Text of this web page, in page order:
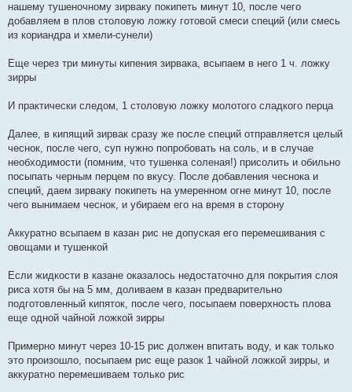
нашему тушеночному зирваку покипеть минут 10, после чего
добавляем в плов столовую ложку готовой смеси специй (или смесь
из кориандра и хмели-сунели)
Еще через три минуты кипения зирвака, всыпаем в него 1 ч. ложку
зирры
И практически следом, 1 столовую ложку молотого сладкого перца
Далее, в кипящий зирвак сразу же после специй отправляется целый
чеснок, после чего, суп нужно попробовать на соль, и в случае
необходимости (помним, что тушенка соленая!) присолить и обильно
посыпать черным перцем по вкусу. После добавления чеснока и
специй, даем зирваку покипеть на умеренном огне минут 10, после
чего вынимаем чеснок, и убираем его на время в сторону
Аккуратно всыпаем в казан рис не допуская его перемешивания с
овощами и тушенкой
Если жидкости в казане оказалось недостаточно для покрытия слоя
риса хотя бы на 5 мм, доливаем в казан предварительно
подготовленный кипяток, после чего, посыпаем поверхность плова
еще одной чайной ложкой зирры
Примерно минут через 10-15 рис должен впитать воду, и как только
это произошло, посыпаем рис еще разок 1 чайной ложкой зирры, и
аккуратно перемешиваем только рис